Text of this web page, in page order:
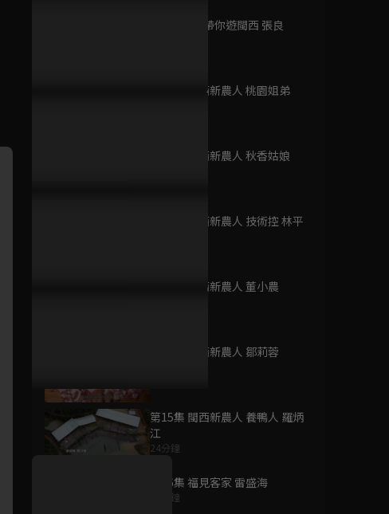
第9集 達人帶你遊閩西 張良
第10集 閩西新農人 桃園姐弟
第11集 閩西新農人 秋香姑娘
第12集 閩西新農人 技術控 林平
第13集 閩西新農人 董小農
第14集 閩西新農人 鄒莉蓉
第15集 閩西新農人 養鴨人 羅炳
江
24分鐘
第16集 福見客家 雷盛海
24分鐘
已完結 / 共 5 集
小城光影
已完結 / 共 4 集
聽教父的話
好康資訊
升級VIP最優惠！獨家好